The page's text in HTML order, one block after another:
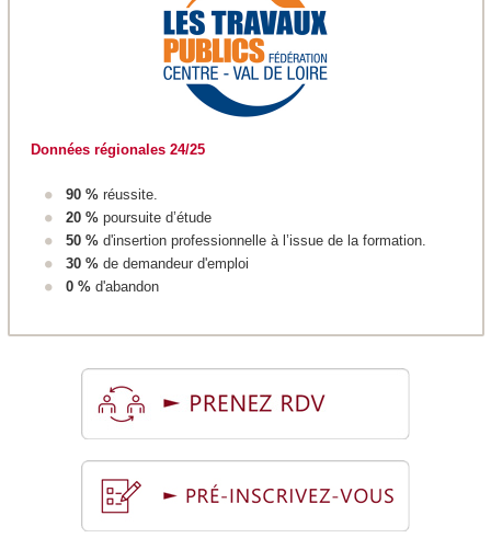
Données régionales 24/25
90 % réussite.
20 % poursuite d’étude
50 % d'insertion professionnelle à l’issue de la formation.
30 % de demandeur d'emploi
0 % d'abandon